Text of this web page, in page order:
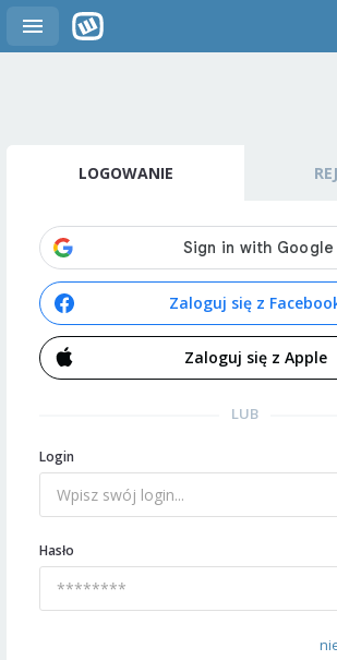
LOGOWANIE
Zaloguj się z
Zaloguj się z Apple
LUB
Login
Hasło